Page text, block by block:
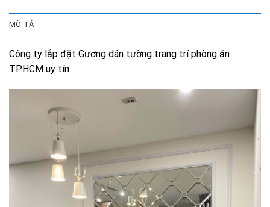
MÔ TẢ
Công ty lắp đặt Gương dán tường trang trí phòng ăn
TPHCM uy tín